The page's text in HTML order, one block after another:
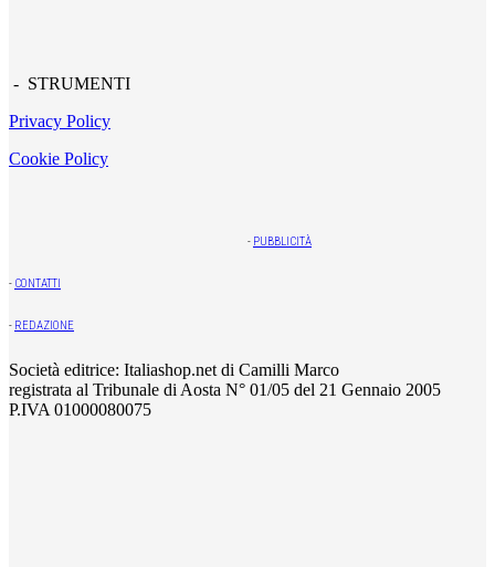
- STRUMENTI
Privacy Policy
Cookie Policy
- PUBBLICITÀ
- CONTATTI
- REDAZIONE
Società editrice: Italiashop.net di Camilli Marco
registrata al Tribunale di Aosta N° 01/05 del 21 Gennaio 2005
P.IVA 01000080075